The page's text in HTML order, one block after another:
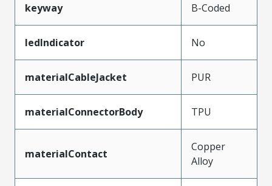
keyway B-Coded
ledIndicator No
materialCableJacket PUR
materialConnectorBody TPU
materialContact
Copper
Alloy